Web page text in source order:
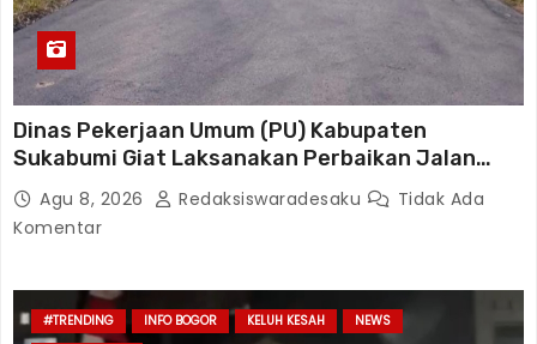
Dinas Pekerjaan Umum (PU) Kabupaten
Sukabumi Giat Laksanakan Perbaikan Jalan
Disetiap Wilayah
Agu 8, 2026 Redaksiswaradesaku
Tidak Ada
Komentar
#TRENDING INFO BOGOR KELUH KESAH
NEWS